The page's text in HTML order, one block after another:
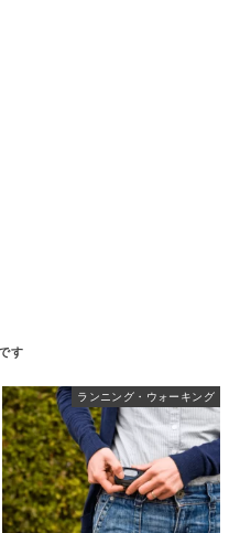
ランニング・ウォーキング